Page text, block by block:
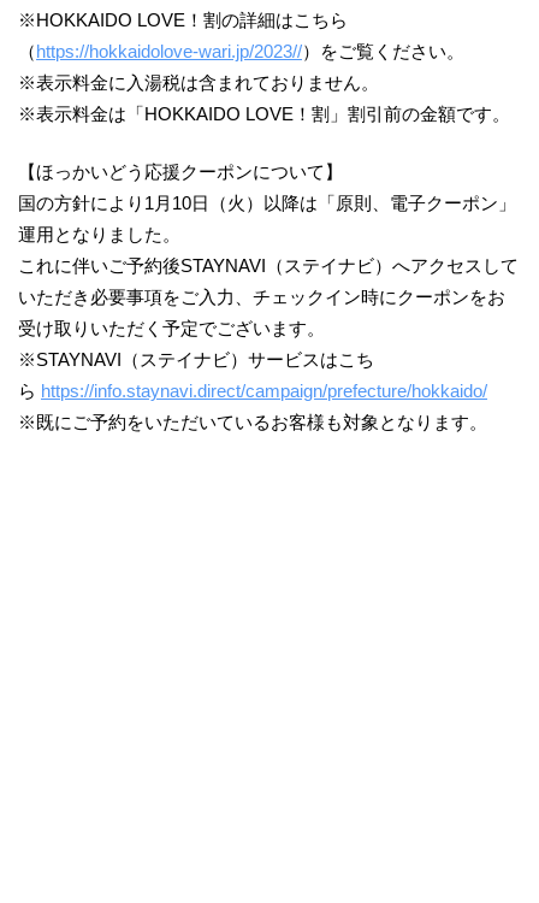
※HOKKAIDO LOVE！割の詳細はこちら
（https://hokkaidolove-wari.jp/2023//）をご覧ください。
※表示料金に入湯税は含まれておりません。
※表示料金は「HOKKAIDO LOVE！割」割引前の金額です。
【ほっかいどう応援クーポンについて】
国の方針により1月10日（火）以降は「原則、電子クーポン」
運用となりました。
これに伴いご予約後STAYNAVI（ステイナビ）へアクセスして
いただき必要事項をご入力、チェックイン時にクーポンをお
受け取りいただく予定でございます。
※STAYNAVI（ステイナビ）サービスはこち
ら https://info.staynavi.direct/campaign/prefecture/hokkaido/
※既にご予約をいただいているお客様も対象となります。